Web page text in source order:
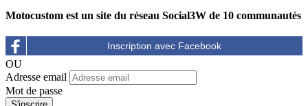
Motocustom est un site du réseau Social3W de 10 communautés
OU
Adresse email
Mot de passe